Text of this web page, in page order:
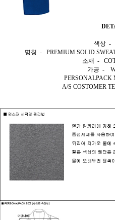
색상 -
명칭 - PREMIUM SOLID
소재 -
가공 -
PERSONALPACK
A/S COSTOMER